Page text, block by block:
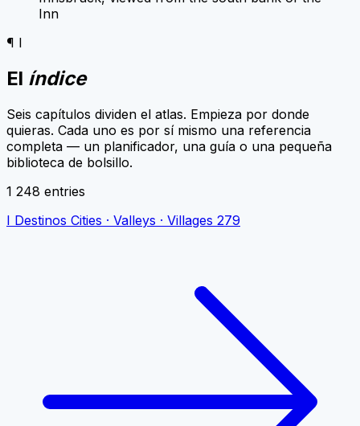
Inn
¶ I
El índice
Seis capítulos dividen el atlas. Empieza por donde
quieras. Cada uno es por sí mismo una referencia
completa — un planificador, una guía o una pequeña
biblioteca de bolsillo.
1 248 entries
I Destinos Cities · Valleys · Villages 279